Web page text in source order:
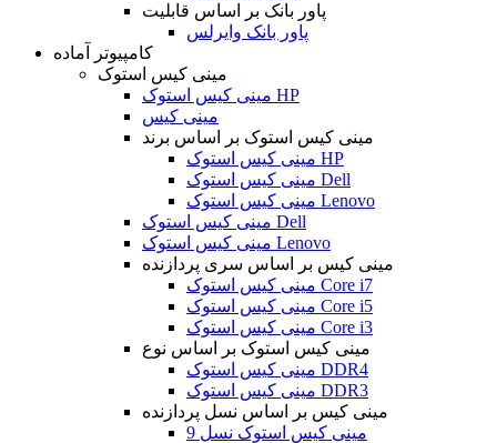
پاور بانک بر اساس قابلیت
پاور بانک وایرلس
کامپیوتر آماده
مینی کیس استوک
مینی کیس استوک HP
مینی کیس
مینی کیس استوک بر اساس برند
مینی کیس استوک HP
مینی کیس استوک Dell
مینی کیس استوک Lenovo
مینی کیس استوک Dell
مینی کیس استوک Lenovo
مینی کیس بر اساس سری پردازنده
مینی کیس استوک Core i7
مینی کیس استوک Core i5
مینی کیس استوک Core i3
مینی کیس استوک بر اساس نوع
مینی کیس استوک DDR4
مینی کیس استوک DDR3
مینی کیس بر اساس نسل پردازنده
مینی کیس استوک نسل 9